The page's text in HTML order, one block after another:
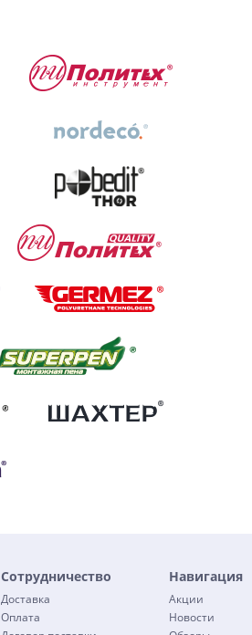
Сотрудничество
Доставка
Оплата
Навигация
Акции
Новости